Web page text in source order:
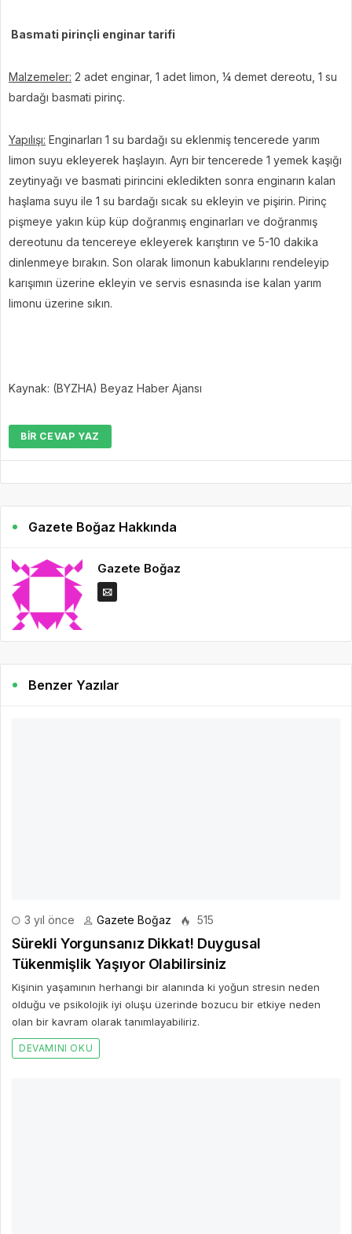
Basmati pirinçli enginar tarifi
Malzemeler: 2 adet enginar, 1 adet limon, ¼ demet dereotu, 1 su
bardağı basmati pirinç.
Yapılışı: Enginarları 1 su bardağı su eklenmiş tencerede yarım
limon suyu ekleyerek haşlayın. Ayrı bir tencerede 1 yemek kaşığı
zeytinyağı ve basmati pirincini ekledikten sonra enginarın kalan
haşlama suyu ile 1 su bardağı sıcak su ekleyin ve pişirin. Pirinç
pişmeye yakın küp küp doğranmış enginarları ve doğranmış
dereotunu da tencereye ekleyerek karıştırın ve 5-10 dakika
dinlenmeye bırakın. Son olarak limonun kabuklarını rendeleyip
karışımın üzerine ekleyin ve servis esnasında ise kalan yarım
limonu üzerine sıkın.
Kaynak: (BYZHA) Beyaz Haber Ajansı
BIR CEVAP YAZ
Gazete Boğaz Hakkında
Gazete Boğaz
Benzer Yazılar
2 yıl önce Gazete Boğaz 504
Plastikten Özgür Bir Gelecek: Beynimizi ve
Dünyamızı Koruyalım!
Plastik ürünlerde bulunan kimyasalların çevresel kirlilikle birlikte su